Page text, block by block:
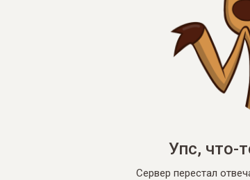
Упс, что-
Сервер перестал